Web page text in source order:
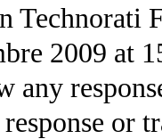
Technorati
2009 at
any
or